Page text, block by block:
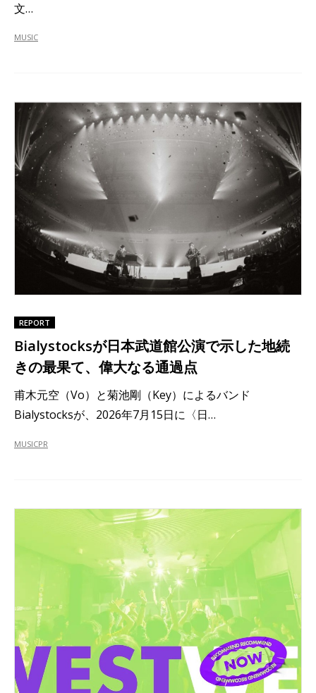
文…
MUSIC
REPORT
Bialystocksが日本武道館公演で示した地続
きの最果て、偉大なる通過点
甫木元空（Vo）と菊池剛（Key）によるバンド
Bialystocksが、2026年7月15日に〈日…
MUSICPR